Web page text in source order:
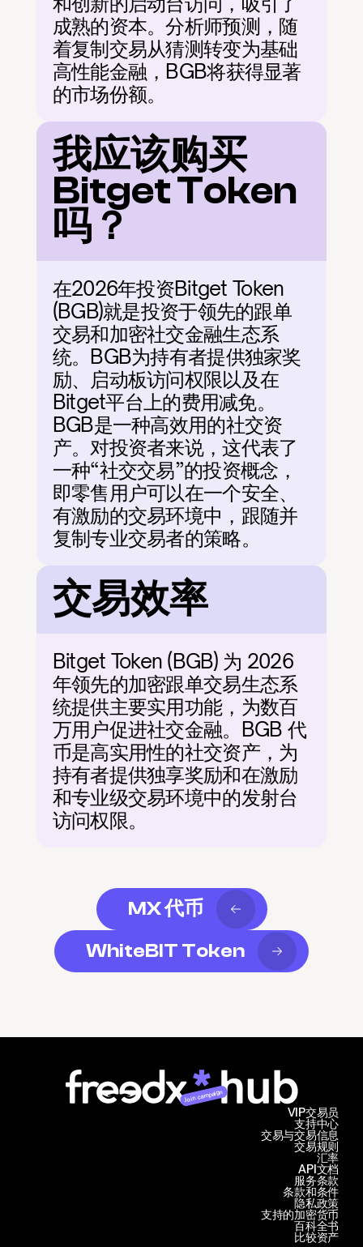
成熟的资本。分析师预测，随
着复制交易从猜测转变为基础
高性能金融，BGB将获得显著
的市场份额。
我应该购买
Bitget Token
吗？
在2026年投资Bitget Token
(BGB)就是投资于领先的跟单
交易和加密社交金融生态系
统。BGB为持有者提供独家奖
励、启动板访问权限以及在
Bitget平台上的费用减免。
BGB是一种高效用的社交资
产。对投资者来说，这代表了
一种“社交交易”的投资概念，
即零售用户可以在一个安全、
有激励的交易环境中，跟随并
复制专业交易者的策略。
交易效率
Bitget Token (BGB) 为 2026
年领先的加密跟单交易生态系
统提供主要实用功能，为数百
万用户促进社交金融。BGB 代
币是高实用性的社交资产，为
持有者提供独享奖励和在激励
和专业级交易环境中的发射台
访问权限。
MX 代币
WhiteBIT Token
Join campaign
支持中心
交易与交易信息
VIP交易员
交易规则
汇率
API文档
服务条款
条款和条件
隐私政策
支持的加密货币
百科全书
比较资产